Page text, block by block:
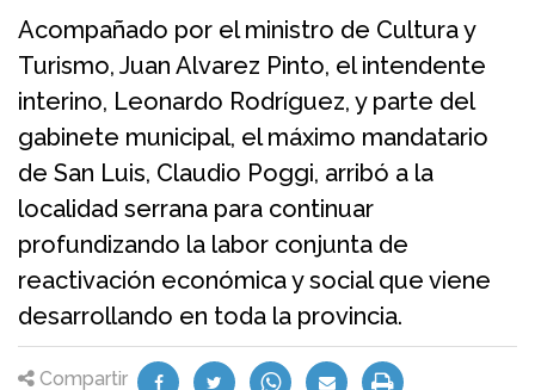
Acompañado por el ministro de Cultura y
Turismo, Juan Alvarez Pinto, el intendente
interino, Leonardo Rodríguez, y parte del
gabinete municipal, el máximo mandatario
de San Luis, Claudio Poggi, arribó a la
localidad serrana para continuar
profundizando la labor conjunta de
reactivación económica y social que viene
desarrollando en toda la provincia.
Compartir